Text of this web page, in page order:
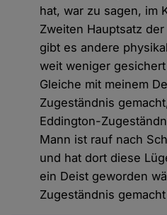
hat, war zu sagen, im
Zweiten Hauptsatz
gibt es andere
weit weniger
Gleiche mit meinem
Zugeständnis
Eddington-
Mann ist rauf nach
und hat dort diese
ein Deist geworden
Zugeständnis